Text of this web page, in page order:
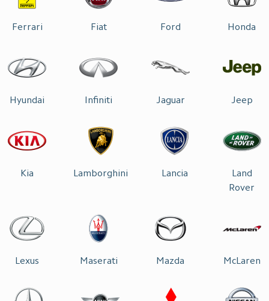
Ferrari Fiat Ford Honda
Hyundai Infiniti Jaguar Jeep
Kia Lamborghini Lancia
Land
Rover
Lexus Maserati Mazda McLaren